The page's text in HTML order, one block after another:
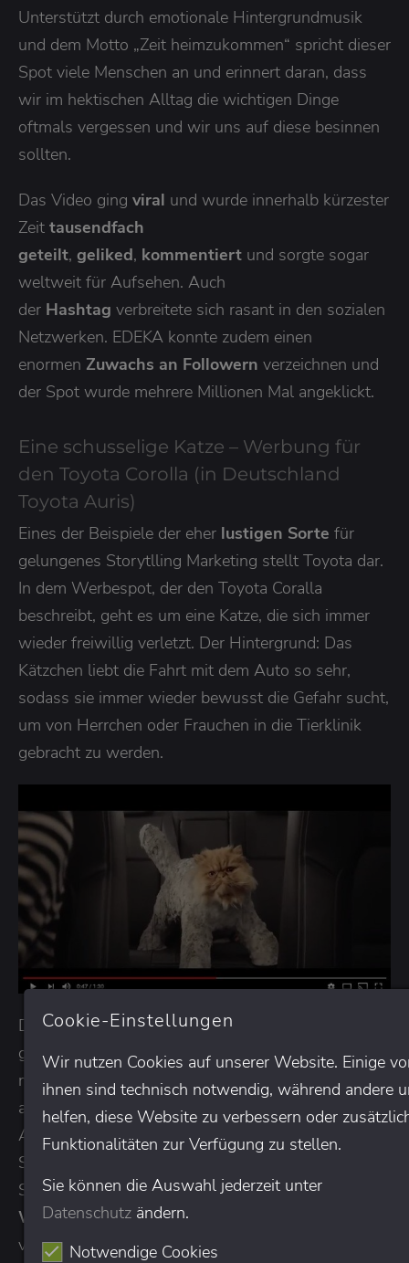
Unterstützt durch emotionale Hintergrundmusik
und dem Motto „Zeit heimzukommen“ spricht dieser
Spot viele Menschen an und erinnert daran, dass
wir im hektischen Alltag die wichtigen Dinge
oftmals vergessen und wir uns auf diese besinnen
sollten.
Das Video ging viral und wurde innerhalb kürzester
Zeit tausendfach
geteilt, geliked, kommentiert und sorgte sogar
weltweit für Aufsehen. Auch
der Hashtag verbreitete sich rasant in den sozialen
Netzwerken. EDEKA konnte zudem einen
enormen Zuwachs an Followern verzeichnen und
der Spot wurde mehrere Millionen Mal angeklickt.
Eine schusselige Katze – Werbung für
den Toyota Corolla (in Deutschland
Toyota Auris)
Eines der Beispiele der eher lustigen Sorte für
gelungenes Storytlling Marketing stellt Toyota dar.
In dem Werbespot, der den Toyota Coralla
beschreibt, geht es um eine Katze, die sich immer
wieder freiwillig verletzt. Der Hintergrund: Das
Kätzchen liebt die Fahrt mit dem Auto so sehr,
sodass sie immer wieder bewusst die Gefahr sucht,
um von Herrchen oder Frauchen in die Tierklinik
gebracht zu werden.
Die Ideen der Mieze werden immer kurioser und
gefährlicher, sodass der Zuschauer schmunzeln
muss und den Spot nicht so schnell vergisst. Selbst
am Ende kann der Tod die Liebe der Katze zum
Automobil nicht bremsen. Positiv an dieser Art des
Storytelling Marketings – der Zuschauer wertet den
Spotnicht als aufdringliche und plumpe
Werbung, sondern als lustige Geschichte über eine
verrückte und doch liebenswerte Katze, die für ihre
Cookie-Einstellungen
Wir nutzen Cookies auf unserer Website. Einige
ihnen sind technisch notwendig, während andere
helfen, diese Website zu verbessern oder
Funktionalitäten zur Verfügung zu stellen.
Sie können die Auswahl jederzeit unter
Datenschutzändern.
Notwendige Cookies